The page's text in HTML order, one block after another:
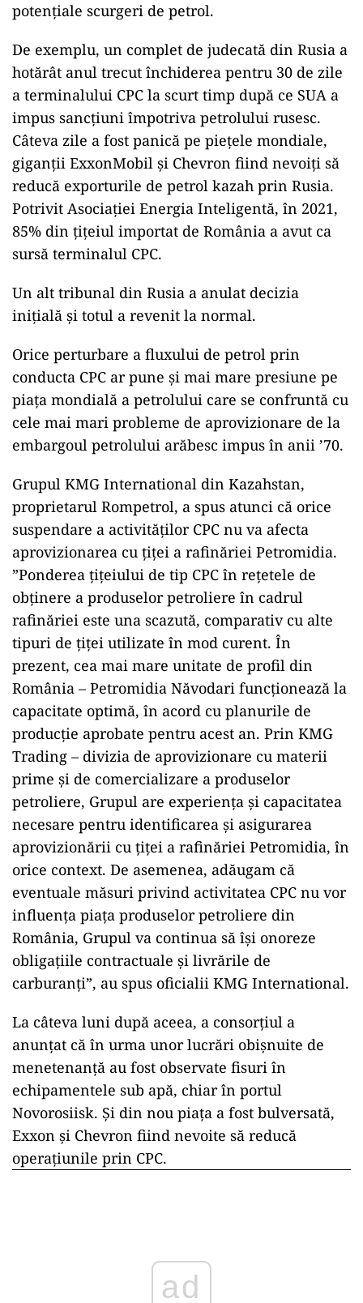
potențiale scurgeri de petrol.
De exemplu, un complet de judecată din Rusia a
hotărât anul trecut închiderea pentru 30 de zile
a terminalului CPC la scurt timp după ce SUA a
impus sancțiuni împotriva petrolului rusesc.
Câteva zile a fost panică pe piețele mondiale,
giganții ExxonMobil și Chevron fiind nevoiți să
reducă exporturile de petrol kazah prin Rusia.
Potrivit Asociației Energia Inteligentă, în 2021,
85% din țițeiul importat de România a avut ca
sursă terminalul CPC.
Un alt tribunal din Rusia a anulat decizia
inițială și totul a revenit la normal.
Orice perturbare a fluxului de petrol prin
conducta CPC ar pune și mai mare presiune pe
piața mondială a petrolului care se confruntă cu
cele mai mari probleme de aprovizionare de la
embargoul petrolului arăbesc impus în anii ’70.
Grupul KMG International din Kazahstan,
proprietarul Rompetrol, a spus atunci că orice
suspendare a activităților CPC nu va afecta
aprovizionarea cu țiței a rafinăriei Petromidia.
”Ponderea țițeiului de tip CPC în rețetele de
obținere a produselor petroliere în cadrul
rafinăriei este una scazută, comparativ cu alte
tipuri de țiței utilizate în mod curent. În
prezent, cea mai mare unitate de profil din
România – Petromidia Năvodari funcționează la
capacitate optimă, în acord cu planurile de
producție aprobate pentru acest an. Prin KMG
Trading – divizia de aprovizionare cu materii
prime și de comercializare a produselor
petroliere, Grupul are experiența și capacitatea
necesare pentru identificarea și asigurarea
aprovizionării cu țiței a rafinăriei Petromidia, în
orice context. De asemenea, adăugam că
eventuale măsuri privind activitatea CPC nu vor
influența piața produselor petroliere din
România, Grupul va continua să își onoreze
obligațiile contractuale și livrările de
carburanți”, au spus oficialii KMG International.
La câteva luni după aceea, a consorțiul a
anunțat că în urma unor lucrări obișnuite de
menetenanță au fost observate fisuri în
echipamentele sub apă, chiar în portul
Novorosiisk. Și din nou piața a fost bulversată,
Exxon și Chevron fiind nevoite să reducă
operațiunile prin CPC.
ad